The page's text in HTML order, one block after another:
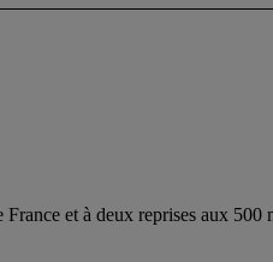
et à deux reprises aux 500